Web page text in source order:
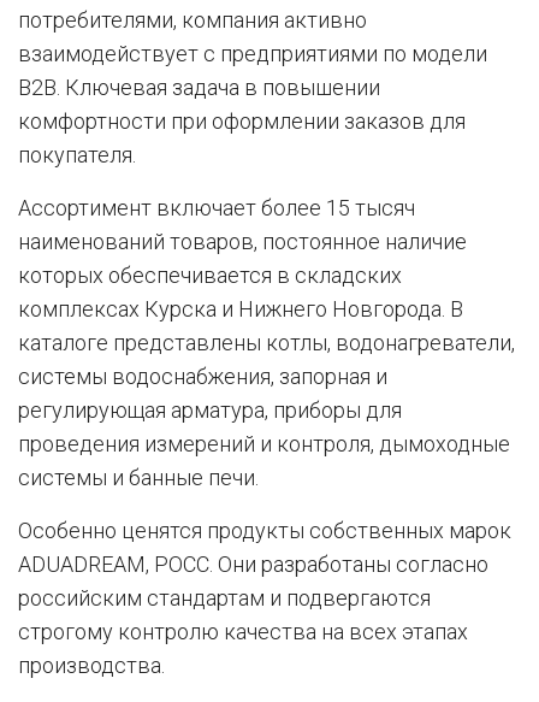
потребителями, компания активно
взаимодействует с предприятиями по модели
B2B. Ключевая задача в повышении
комфортности при оформлении заказов для
покупателя.
Ассортимент включает более 15 тысяч
наименований товаров, постоянное наличие
которых обеспечивается в складских
комплексах Курска и Нижнего Новгорода. В
каталоге представлены котлы, водонагреватели,
системы водоснабжения, запорная и
регулирующая арматура, приборы для
проведения измерений и контроля, дымоходные
системы и банные печи.
Особенно ценятся продукты собственных марок
ADUADREAM, РОСС. Они разработаны согласно
российским стандартам и подвергаются
строгому контролю качества на всех этапах
производства.